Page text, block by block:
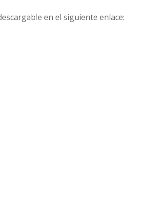
en el siguiente enlace: